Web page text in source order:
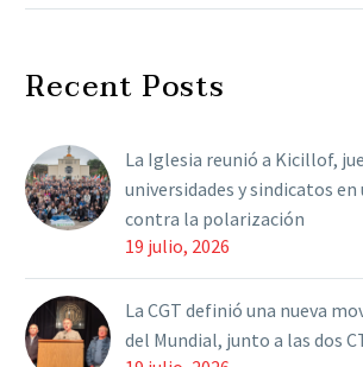
gestión provincial
Recent Posts
La Iglesia reunió a Kicillof,
universidades y sindicatos en
contra la polarización
19 julio, 2026
La CGT definió una nueva
del Mundial, junto a las dos